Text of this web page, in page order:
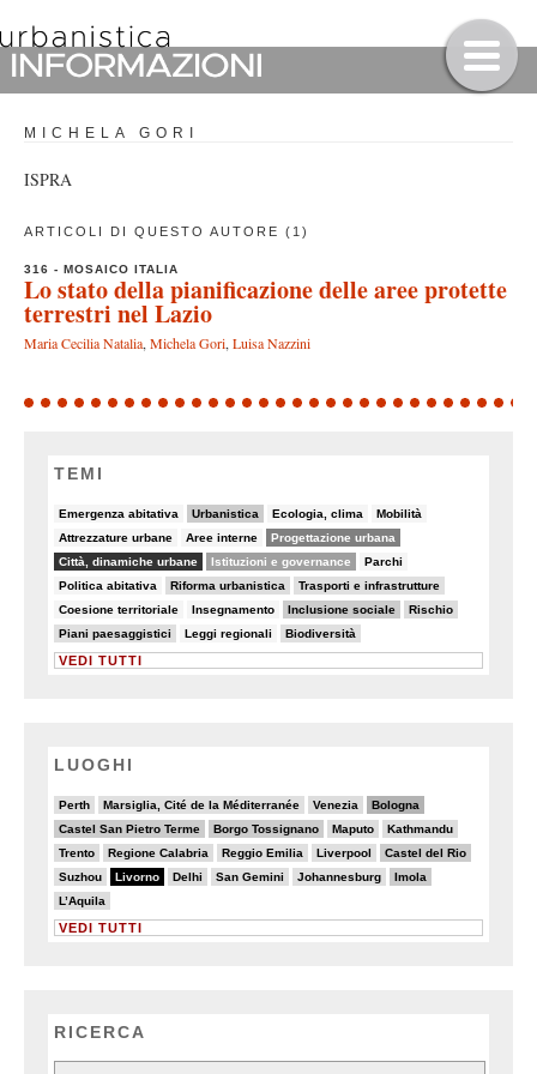
MICHELA GORI
ISPRA
ARTICOLI DI QUESTO AUTORE (1)
316 - MOSAICO ITALIA
Lo stato della pianificazione delle aree protette
terrestri nel Lazio
Maria Cecilia Natalia, Michela Gori, Luisa Nazzini
TEMI
Emergenza abitativa
7/82 Urbanistica
26/82 Ecologia, clima
6/82 Mobilità
5/82
Attrezzature urbane
5/82 Aree interne
8/82 Progettazione urbana
50/82
Città, dinamiche urbane
81/82 Istituzioni e governance
49/82 Parchi
6/82
Politica abitativa
8/82 Riforma urbanistica
20/82 Trasporti e infrastrutture
15/82
Coesione territoriale
8/82 Insegnamento
5/82 Inclusione sociale
26/82 Rischio
19/82
Piani paesaggistici
10/82 Leggi regionali
5/82 Biodiversità
15/82
VEDI TUTTI
LUOGHI
Perth
3/20 Marsiglia, Cité de la Méditerranée
2/20 Venezia
4/20 Bologna
8/20
Castel San Pietro Terme
6/20 Borgo Tossignano
6/20 Maputo
4/20 Kathmandu
4/20
Trento
5/20 Regione Calabria
4/20 Reggio Emilia
2/20 Liverpool
3/20 Castel del Rio
6/20
Suzhou
2/20 Livorno
20/20 Delhi
4/20 San Gemini
2/20 Johannesburg
3/20 Imola
6/20
L’Aquila
4/20
VEDI TUTTI
RICERCA